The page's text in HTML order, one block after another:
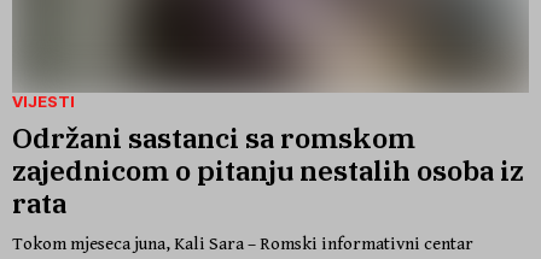
VIJESTI
Održani sastanci sa romskom
zajednicom o pitanju nestalih osoba iz
rata
Tokom mjeseca juna, Kali Sara – Romski informativni centar